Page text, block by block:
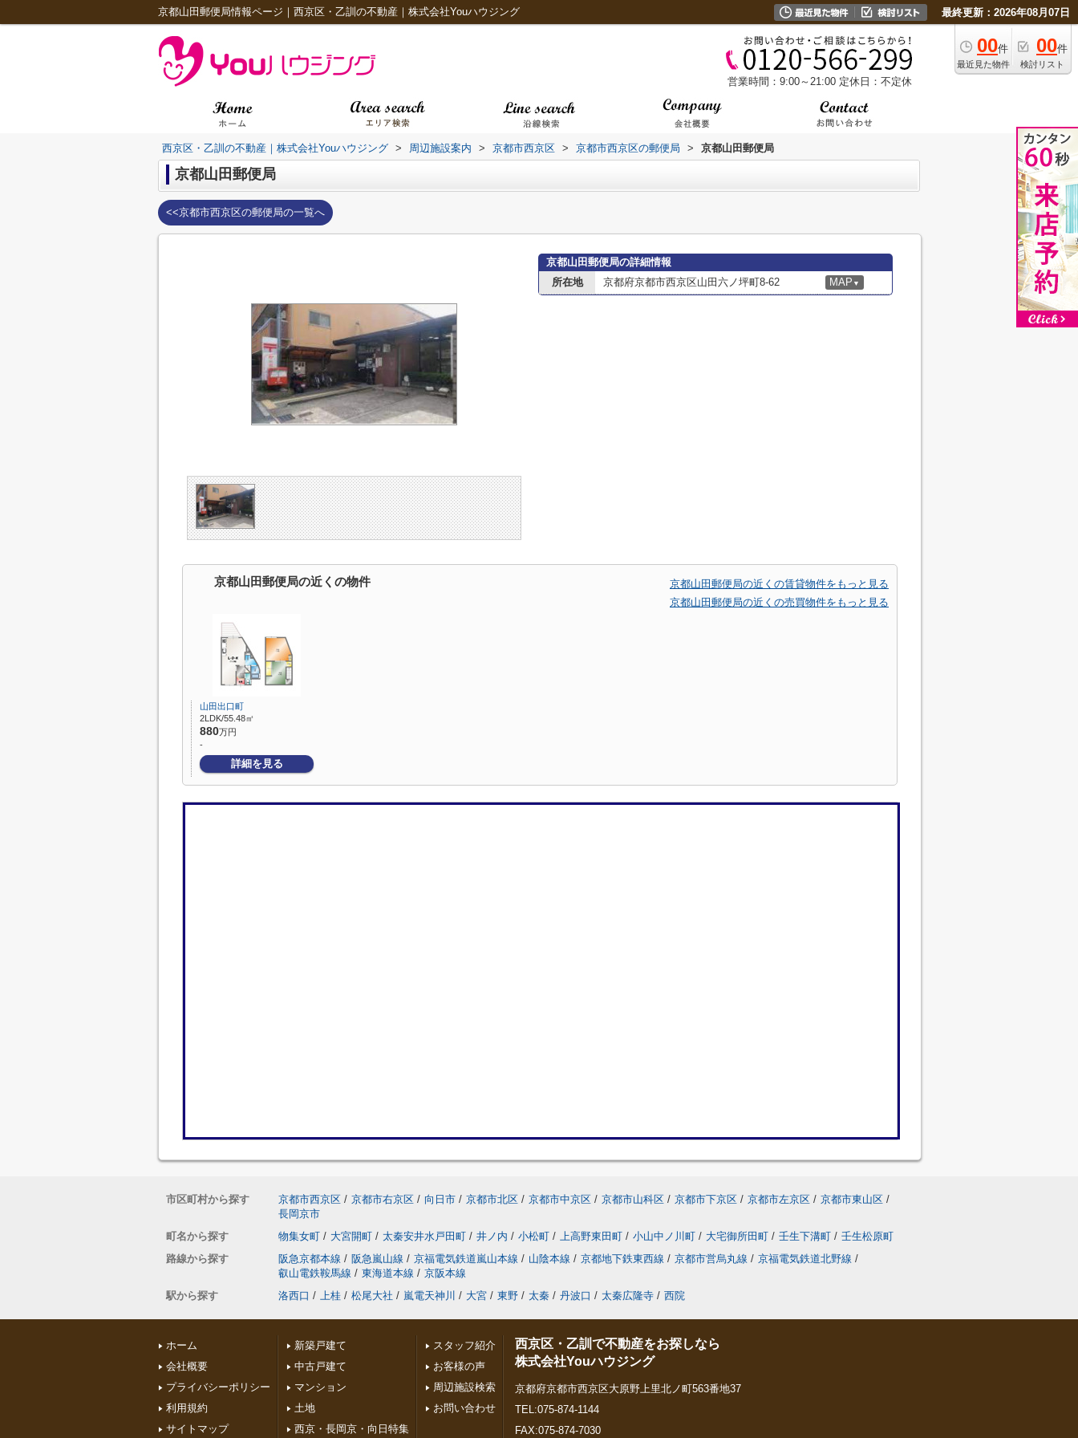
京都山田郵便局情報ページ｜西京区・乙訓の不動産｜株式会社Youハウジング 最終更新：2026年08月07日
00件
最近見た物件
00件
検討リスト
営業時間：9:00～21:00 定休日：不定休
西京区・乙訓の不動産｜株式会社Youハウジング > 周辺施設案内 > 京都市西京区 > 京都市西京区の郵便局 > 京都山田郵便局
京都山田郵便局
<<京都市西京区の郵便局の一覧へ
京都山田郵便局の詳細情報
所在地
京都府京都市西京区山田六ノ坪町8-62 MAP ▼
京都山田郵便局の近くの物件
京都山田郵便局の近くの賃貸物件をもっと見る
京都山田郵便局の近くの売買物件をもっと見る
山田出口町
2LDK/55.48㎡
880万円
-
詳細を見る
市区町村から探す 京都市西京区 / 京都市右京区 / 向日市 / 京都市北区 / 京都市中京区 / 京都市山科区 / 京都市下京区 / 京都市左京区 / 京都市東山区 /
長岡京市
町名から探す
物集女町 / 大宮開町 / 太秦安井水戸田町 / 井ノ内 / 小松町 / 上高野東田町 / 小山中ノ川町 / 大宅御所田町 / 壬生下溝町 / 壬生松原町
路線から探す
阪急京都本線 / 阪急嵐山線 / 京福電気鉄道嵐山本線 / 山陰本線 / 京都地下鉄東西線 / 京都市営烏丸線 / 京福電気鉄道北野線 /
叡山電鉄鞍馬線 / 東海道本線 / 京阪本線
駅から探す
洛西口 / 上桂 / 松尾大社 / 嵐電天神川 / 大宮 / 東野 / 太秦 / 丹波口 / 太秦広隆寺 / 西院
ホーム
会社概要
プライバシーポリシー
利用規約
サイトマップ
新築戸建て
中古戸建て
マンション
土地
西京・長岡京・向日特集
スタッフ紹介
お客様の声
周辺施設検索
お問い合わせ
西京区・乙訓で不動産をお探しなら
株式会社Youハウジング
京都府京都市西京区大原野上里北ノ町563番地37
TEL:075-874-1144
FAX:075-874-7030